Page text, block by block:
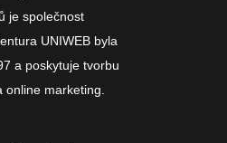
je společnost
UNIWEB byla
a poskytuje tvorbu
online marketing.